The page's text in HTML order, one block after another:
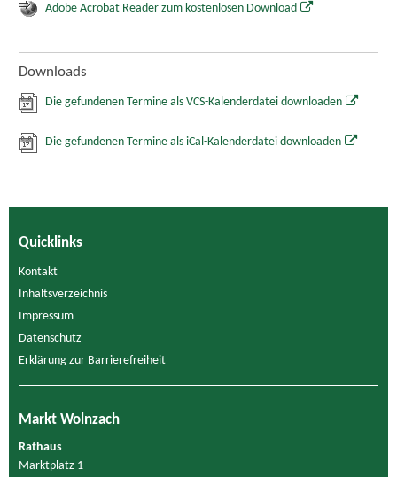
Adobe Acrobat Reader zum kostenlosen Download
Downloads
Die gefundenen Termine als VCS-Kalenderdatei downloaden
Die gefundenen Termine als iCal-Kalenderdatei downloaden
Quicklinks
Kontakt
Inhaltsverzeichnis
Impressum
Datenschutz
Erklärung zur Barrierefreiheit
Markt Wolnzach
Rathaus
Marktplatz 1